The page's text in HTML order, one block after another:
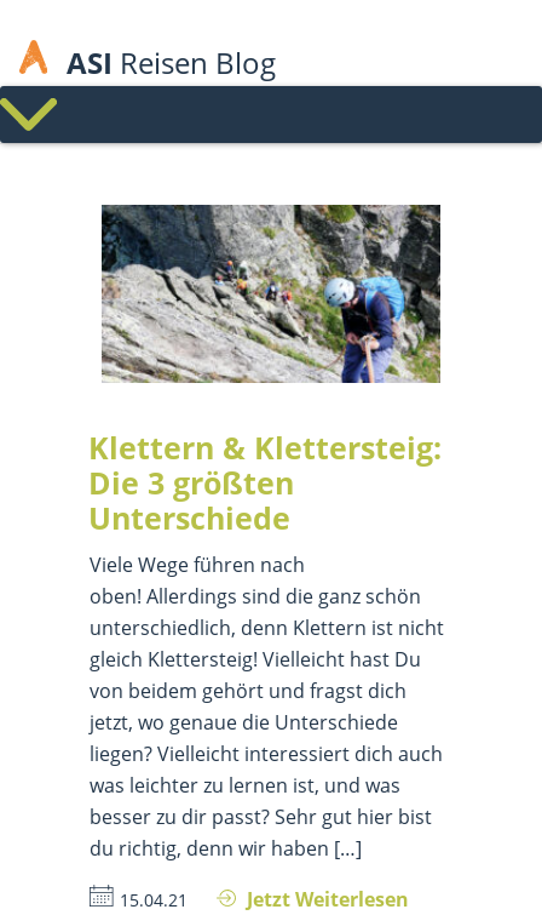
ASI Reisen Blog
Klettern & Klettersteig:
Die 3 größten
Unterschiede
Viele Wege führen nach
oben! Allerdings sind die ganz schön
unterschiedlich, denn Klettern ist nicht
gleich Klettersteig! Vielleicht hast Du
von beidem gehört und fragst dich
jetzt, wo genaue die Unterschiede
liegen? Vielleicht interessiert dich auch
was leichter zu lernen ist, und was
besser zu dir passt? Sehr gut hier bist
du richtig, denn wir haben […]
15.04.21 Jetzt Weiterlesen